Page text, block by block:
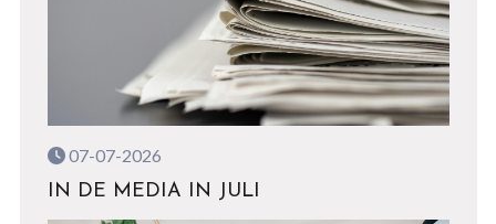
07-07-2026
IN DE MEDIA IN JULI